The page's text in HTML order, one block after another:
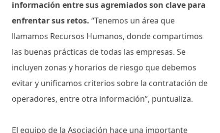
información entre sus agremiados son clave para
enfrentar sus retos. “Tenemos un área que
llamamos Recursos Humanos, donde compartimos
las buenas prácticas de todas las empresas. Se
incluyen zonas y horarios de riesgo que debemos
evitar y unificamos criterios sobre la contratación de
operadores, entre otra información”, puntualiza.
El equipo de la Asociación hace una importante